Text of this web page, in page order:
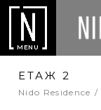
MENU
ЕТАЖ 2
Nido Residence